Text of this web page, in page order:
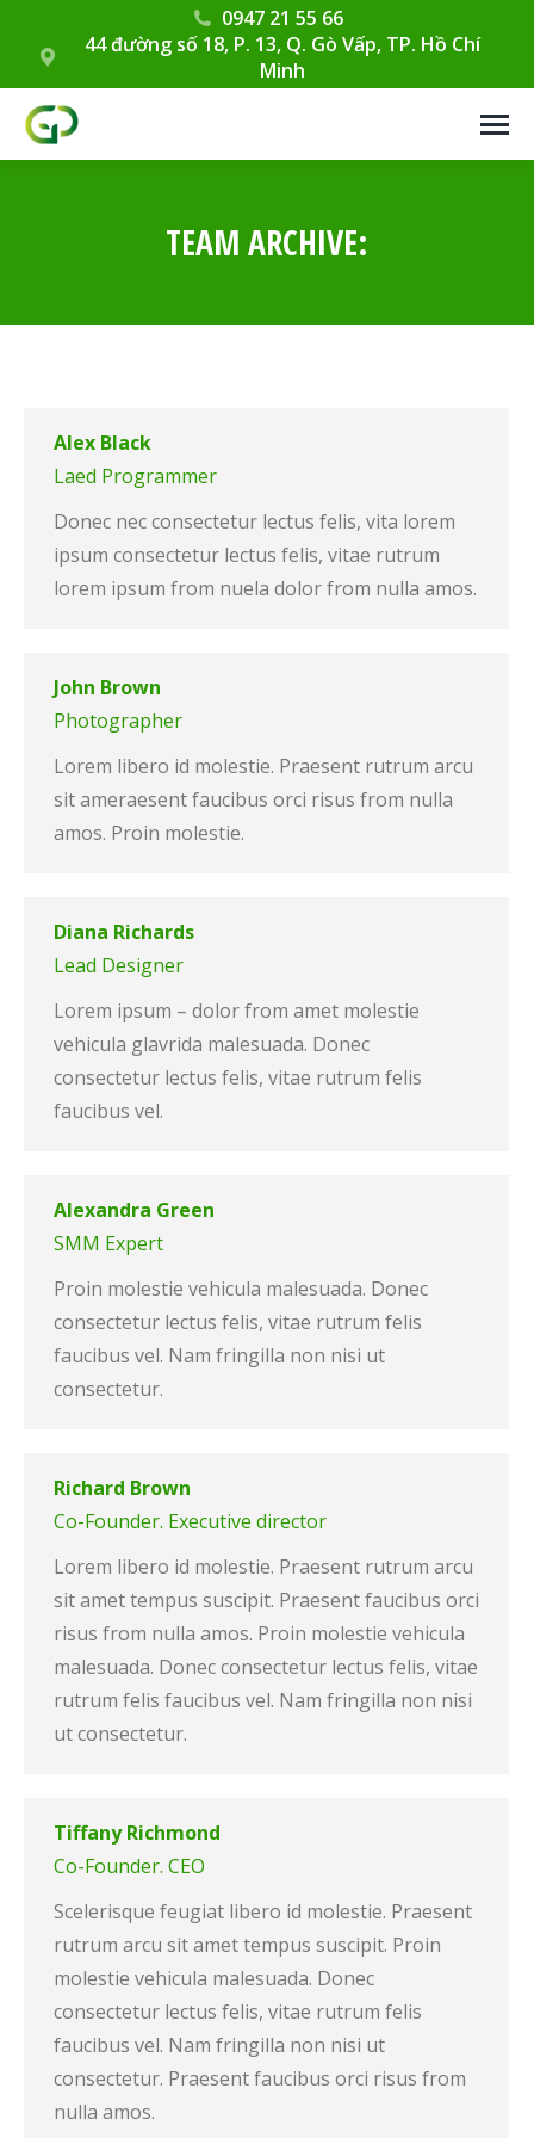
0947 21 55 66
44 đường số 18, P. 13, Q. Gò Vấp, TP. Hồ Chí
Minh
TEAM ARCHIVE:
Alex Black
Laed Programmer
Donec nec consectetur lectus felis, vita lorem
ipsum consectetur lectus felis, vitae rutrum
lorem ipsum from nuela dolor from nulla amos.
John Brown
Photographer
Lorem libero id molestie. Praesent rutrum arcu
sit ameraesent faucibus orci risus from nulla
amos. Proin molestie.
Diana Richards
Lead Designer
Lorem ipsum – dolor from amet molestie
vehicula glavrida malesuada. Donec
consectetur lectus felis, vitae rutrum felis
faucibus vel.
Alexandra Green
SMM Expert
Proin molestie vehicula malesuada. Donec
consectetur lectus felis, vitae rutrum felis
faucibus vel. Nam fringilla non nisi ut
consectetur.
Richard Brown
Co-Founder. Executive director
Lorem libero id molestie. Praesent rutrum arcu
sit amet tempus suscipit. Praesent faucibus orci
risus from nulla amos. Proin molestie vehicula
malesuada. Donec consectetur lectus felis, vitae
rutrum felis faucibus vel. Nam fringilla non nisi
ut consectetur.
Tiffany Richmond
Co-Founder. CEO
Scelerisque feugiat libero id molestie. Praesent
rutrum arcu sit amet tempus suscipit. Proin
molestie vehicula malesuada. Donec
consectetur lectus felis, vitae rutrum felis
faucibus vel. Nam fringilla non nisi ut
consectetur. Praesent faucibus orci risus from
nulla amos.